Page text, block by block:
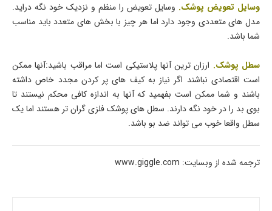
وسایل تعویض پوشک. وسایل تعویض را منظم و نزدیک خود نگه دراید.
مدل های متعددی وجود دارد اما هر چیز با بخش های متعدد باید مناسب
شما باشد.
سطل پوشک. ارزان ترین آنها پلاستیکی است اما مراقب باشید:آنها ممکن
است اقتصادی نباشند اگر نیاز به کیف های پر کردن مجدد خاص داشته
باشند و شما ممکن است بفهمید که آنها به اندازه کافی محکم نیستند تا
بوی بد را در خود نگه دارند. سطل های پوشک فلزی گران تر هستند اما یک
سطل واقعا خوب می تواند ضد بو باشد.
ترجمه شده از وبسایت: www.giggle.com